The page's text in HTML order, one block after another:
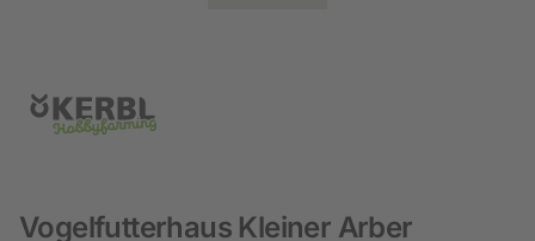
Vogelfutterhaus Kleiner Arber